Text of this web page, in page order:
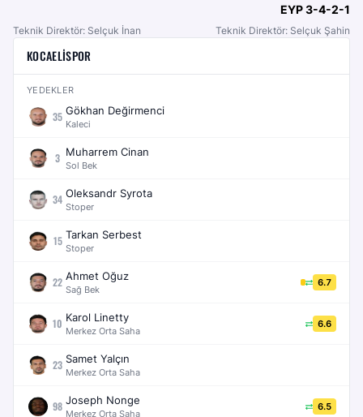
EYP3-4-2-1
Teknik Direktör: Selçuk İnan Teknik Direktör: Selçuk Şahin
KOCAELISPOR
YEDEKLER
35 Gökhan Değirmenci
Kaleci
3 Muharrem Cinan
Sol Bek
34 Oleksandr Syrota
Stoper
15 Tarkan Serbest
Stoper
22 Ahmet Oğuz
Sağ Bek
6.7
10 Karol Linetty
Merkez Orta Saha
6.6
23 Samet Yalçın
Merkez Orta Saha
98 Joseph Nonge
Merkez Orta Saha
6.5